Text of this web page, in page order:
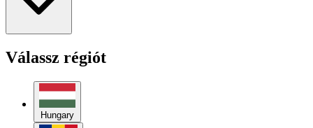
Válassz régiót
Hungary